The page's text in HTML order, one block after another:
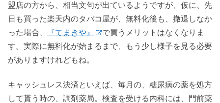
盟店の方から、相当文句が出ているようですが、仮に、先
日も買った楽天内のタバコ屋が、無料化後も、撤退しなか
った場合、
『てまきや』
で買うメリットはなくなりま
す。実際に無料化が始まるまで、もう少し様子を見る必要
がありますけれどもね。
キャッシュレス決済といえば、毎月の、糖尿病の薬を処方
して貰う時の、調剤薬局。検査を受ける内科には、門前薬